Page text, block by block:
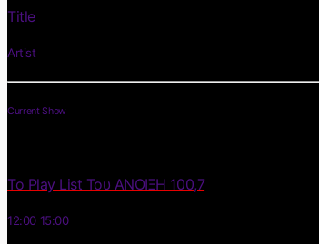
Title
Artist
Current Show
Το Play List Του ΑΝΟΙΞΗ 100,7
12:00 15:00